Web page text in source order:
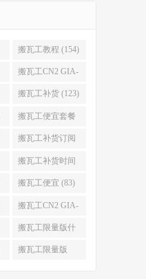
搬瓦工教程 (154)
搬瓦工CN2 GIA-
E (130)
搬瓦工补货 (123)
搬瓦工便宜套餐
(103)
搬瓦工补货订阅
(98)
搬瓦工补货时间
(89)
搬瓦工便宜 (83)
搬瓦工CN2 GIA-
E便宜套餐 (76)
搬瓦工限量版什
么时候补货 (67)
搬瓦工限量版